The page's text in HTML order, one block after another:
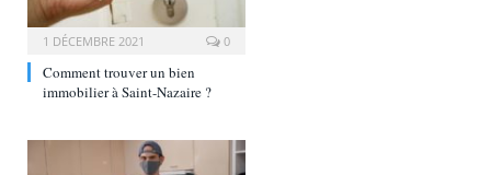
1 DÉCEMBRE 2021 0
Comment trouver un bien
immobilier à Saint-Nazaire ?